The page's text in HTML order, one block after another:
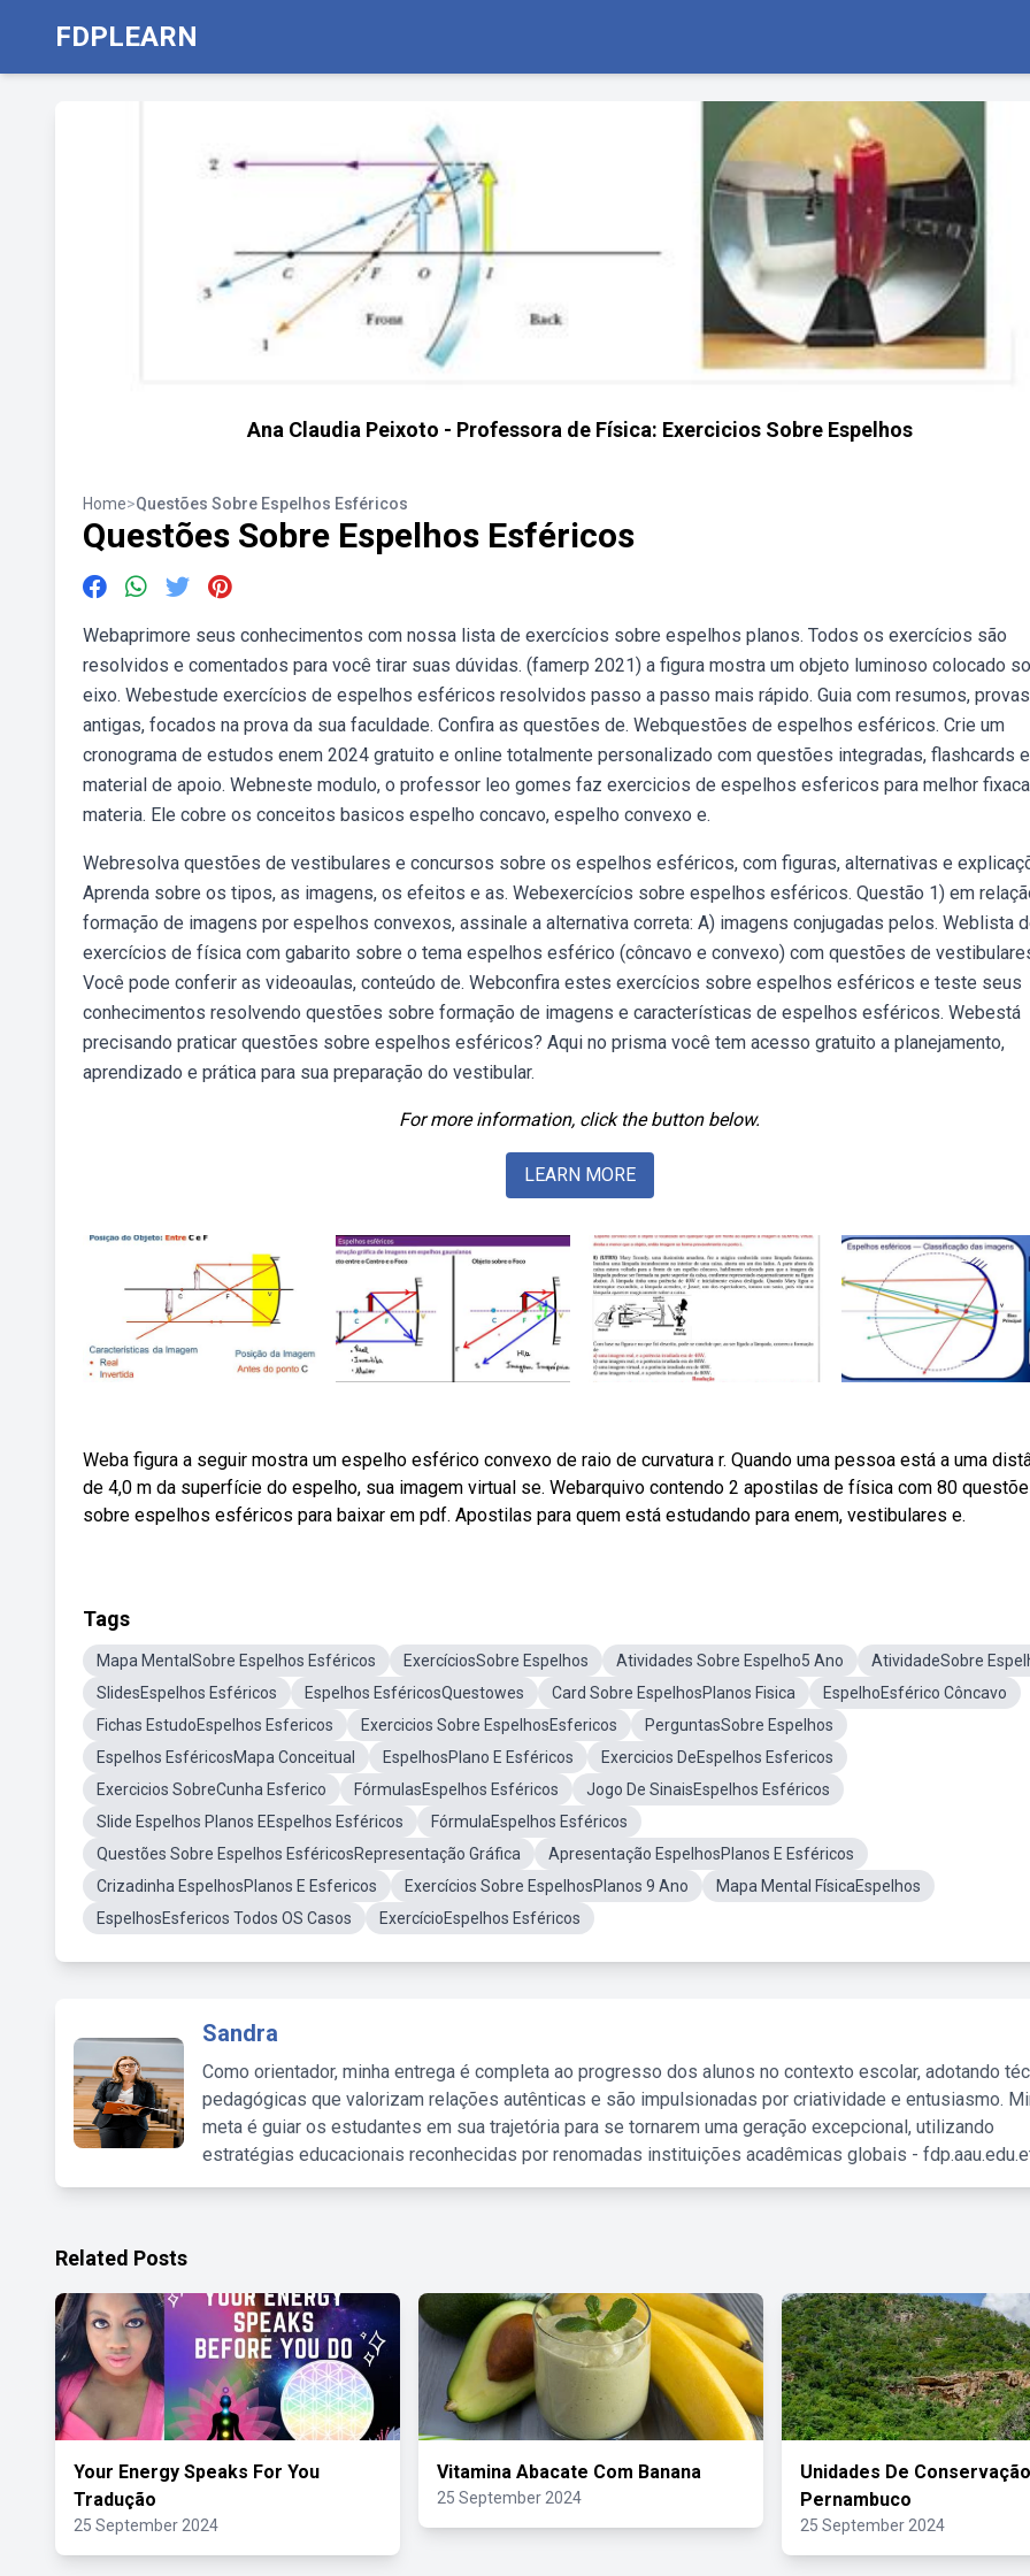
FDPLEARN
Ana Claudia Peixoto - Professora de Física: Exercicios Sobre Espelhos
Home>Questões Sobre Espelhos Esféricos
Questões Sobre Espelhos Esféricos
Webaprimore seus conhecimentos com nossa lista de exercícios sobre espelhos planos. Todos os exercícios são
resolvidos e comentados para você tirar suas dúvidas. (famerp 2021) a figura mostra um objeto luminoso colocado
eixo. Webestude exercícios de espelhos esféricos resolvidos passo a passo mais rápido. Guia com resumos, provas
antigas, focados na prova da sua faculdade. Confira as questões de. Webquestões de espelhos esféricos. Crie um
cronograma de estudos enem 2024 gratuito e online totalmente personalizado com questões integradas, flashcards e
material de apoio. Webneste modulo, o professor leo gomes faz exercicios de espelhos esfericos para melhor
materia. Ele cobre os conceitos basicos espelho concavo, espelho convexo e.
Webresolva questões de vestibulares e concursos sobre os espelhos esféricos, com figuras, alternativas e
Aprenda sobre os tipos, as imagens, os efeitos e as. Webexercícios sobre espelhos esféricos. Questão 1) em
formação de imagens por espelhos convexos, assinale a alternativa correta: A) imagens conjugadas pelos. Weblista
exercícios de física com gabarito sobre o tema espelhos esférico (côncavo e convexo) com questões de
Você pode conferir as videoaulas, conteúdo de. Webconfira estes exercícios sobre espelhos esféricos e teste seus
conhecimentos resolvendo questões sobre formação de imagens e características de espelhos esféricos. Webestá
precisando praticar questões sobre espelhos esféricos? Aqui no prisma você tem acesso gratuito a planejamento,
aprendizado e prática para sua preparação do vestibular.
For more information, click the button below.
LEARN MORE
Weba figura a seguir mostra um espelho esférico convexo de raio de curvatura r. Quando uma pessoa está a uma
de 4,0 m da superfície do espelho, sua imagem virtual se. Webarquivo contendo 2 apostilas de física com 80
sobre espelhos esféricos para baixar em pdf. Apostilas para quem está estudando para enem, vestibulares e.
Tags
Mapa MentalSobre Espelhos Esféricos ExercíciosSobre Espelhos Atividades Sobre Espelho5 Ano
AtividadeSobre
SlidesEspelhos Esféricos
Espelhos EsféricosQuestowes Card Sobre EspelhosPlanos Fisica
EspelhoEsférico Côncavo
Fichas EstudoEspelhos Esfericos
Exercicios Sobre EspelhosEsfericos
PerguntasSobre Espelhos
Espelhos EsféricosMapa Conceitual
EspelhosPlano E Esféricos
Exercicios DeEspelhos Esfericos
Exercicios SobreCunha Esferico
FórmulasEspelhos Esféricos
Jogo De SinaisEspelhos Esféricos
Slide Espelhos Planos EEspelhos Esféricos
FórmulaEspelhos Esféricos
Questões Sobre Espelhos EsféricosRepresentação Gráfica
Apresentação EspelhosPlanos E Esféricos
Crizadinha EspelhosPlanos E Esfericos
Exercícios Sobre EspelhosPlanos 9 Ano
Mapa Mental FísicaEspelhos
EspelhosEsfericos Todos OS Casos
ExercícioEspelhos Esféricos
Sandra
Como orientador, minha entrega é completa ao progresso dos alunos no contexto escolar, adotando
pedagógicas que valorizam relações autênticas e são impulsionadas por criatividade e entusiasmo.
meta é guiar os estudantes em sua trajetória para se tornarem uma geração excepcional, utilizando
estratégias educacionais reconhecidas por renomadas instituições acadêmicas globais -
Related Posts
Your Energy Speaks For You
Tradução
25 September 2024
Vitamina Abacate Com Banana
25 September 2024
Unidades De Conservação
Pernambuco
25 September 2024